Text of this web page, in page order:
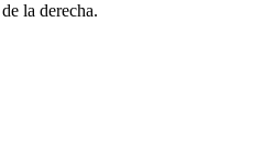
la derecha.